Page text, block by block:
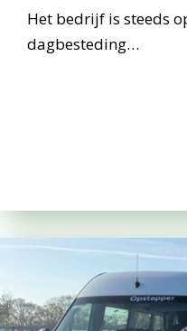
Het bedrijf is steeds
dagbesteding…